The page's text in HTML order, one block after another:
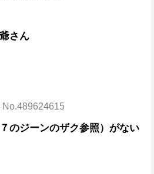
さん
No.489624615
のジーンのザク参照）がない